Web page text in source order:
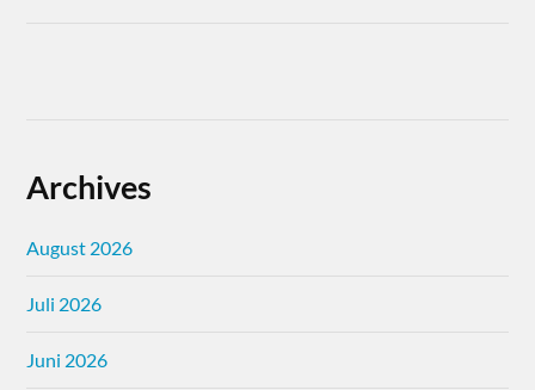
Archives
August 2026
Juli 2026
Juni 2026